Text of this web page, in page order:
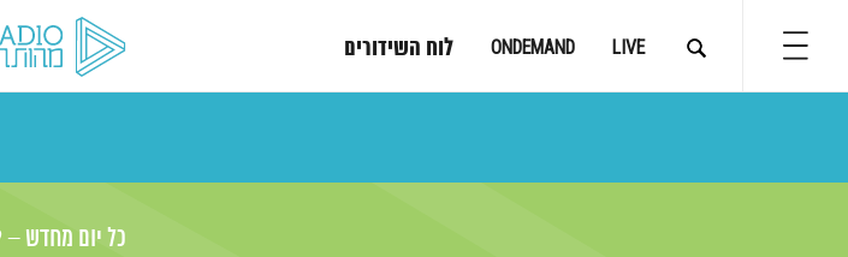
LIVE
ONDEMAND לוח השידורים
כל יום מחדש – 1.5.19